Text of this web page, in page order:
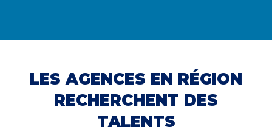
LES AGENCES EN RÉGION
RECHERCHENT DES
TALENTS